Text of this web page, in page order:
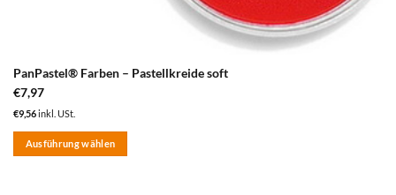
PanPastel® Farben – Pastellkreide soft
€7,97
€9,56inkl. USt.
Ausführung wählen